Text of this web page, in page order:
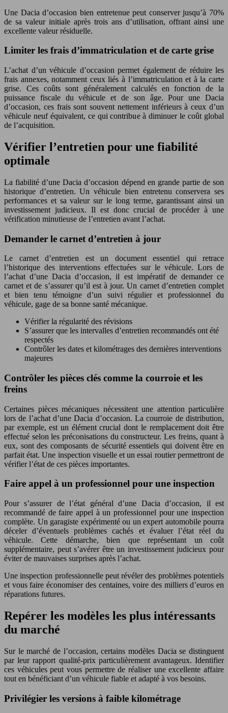
Une Dacia d’occasion bien entretenue peut conserver jusqu’à 70%
de sa valeur initiale après trois ans d’utilisation, offrant ainsi une
excellente valeur résiduelle.
Limiter les frais d’immatriculation et de carte grise
L’achat d’un véhicule d’occasion permet également de réduire les
frais annexes, notamment ceux liés à l’immatriculation et à la carte
grise. Ces coûts sont généralement calculés en fonction de la
puissance fiscale du véhicule et de son âge. Pour une Dacia
d’occasion, ces frais sont souvent nettement inférieurs à ceux d’un
véhicule neuf équivalent, ce qui contribue à diminuer le coût global
de l’acquisition.
Vérifier l’entretien pour une fiabilité
optimale
La fiabilité d’une Dacia d’occasion dépend en grande partie de son
historique d’entretien. Un véhicule bien entretenu conservera ses
performances et sa valeur sur le long terme, garantissant ainsi un
investissement judicieux. Il est donc crucial de procéder à une
vérification minutieuse de l’entretien avant l’achat.
Demander le carnet d’entretien à jour
Le carnet d’entretien est un document essentiel qui retrace
l’historique des interventions effectuées sur le véhicule. Lors de
l’achat d’une Dacia d’occasion, il est impératif de demander ce
carnet et de s’assurer qu’il est à jour. Un carnet d’entretien complet
et bien tenu témoigne d’un suivi régulier et professionnel du
véhicule, gage de sa bonne santé mécanique.
Vérifier la régularité des révisions
S’assurer que les intervalles d’entretien recommandés ont été
respectés
Contrôler les dates et kilométrages des dernières interventions
majeures
Contrôler les pièces clés comme la courroie et les
freins
Certaines pièces mécaniques nécessitent une attention particulière
lors de l’achat d’une Dacia d’occasion. La courroie de distribution,
par exemple, est un élément crucial dont le remplacement doit être
effectué selon les préconisations du constructeur. Les freins, quant à
eux, sont des composants de sécurité essentiels qui doivent être en
parfait état. Une inspection visuelle et un essai routier permettront de
vérifier l’état de ces pièces importantes.
Faire appel à un professionnel pour une inspection
Pour s’assurer de l’état général d’une Dacia d’occasion, il est
recommandé de faire appel à un professionnel pour une inspection
complète. Un garagiste expérimenté ou un expert automobile pourra
déceler d’éventuels problèmes cachés et évaluer l’état réel du
véhicule. Cette démarche, bien que représentant un coût
supplémentaire, peut s’avérer être un investissement judicieux pour
éviter de mauvaises surprises après l’achat.
Une inspection professionnelle peut révéler des problèmes potentiels
et vous faire économiser des centaines, voire des milliers d’euros en
réparations futures.
Repérer les modèles les plus intéressants
du marché
Sur le marché de l’occasion, certains modèles Dacia se distinguent
par leur rapport qualité-prix particulièrement avantageux. Identifier
ces véhicules peut vous permettre de réaliser une excellente affaire
tout en bénéficiant d’un véhicule fiable et adapté à vos besoins.
Privilégier les versions à faible kilométrage